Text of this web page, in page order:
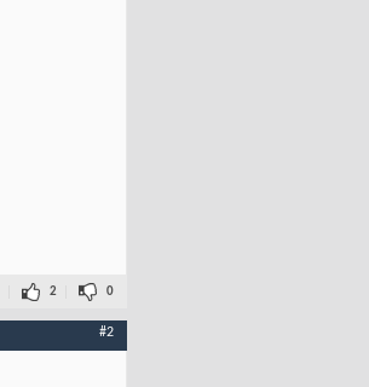
2 0
#2